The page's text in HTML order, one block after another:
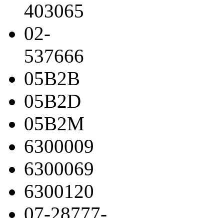
403065
02-
537666
05B2B
05B2D
05B2M
6300009
6300069
6300120